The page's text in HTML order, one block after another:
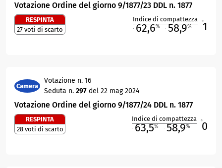
Votazione Ordine del giorno 9/1877/23 DDL n. 1877
RESPINTA
27 voti di scarto
Indice di compattezza
62,6% 58,9% 1
Camera
Votazione n. 16
Seduta n. 297 del 22 mag 2024
Votazione Ordine del giorno 9/1877/24 DDL n. 1877
RESPINTA
28 voti di scarto
Indice di compattezza
63,5% 58,9% 0